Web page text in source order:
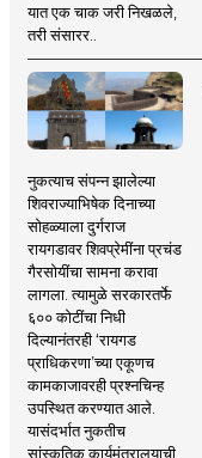
यात एक चाक जरी निखळले,
तरी संसारर..
नुकत्याच संपन्न झालेल्या
शिवराज्याभिषेक दिनाच्या
सोहळ्याला दुर्गराज
रायगडावर शिवप्रेमींना प्रचंड
गैरसोयींचा सामना करावा
लागला. त्यामुळे सरकारतर्फे
६०० कोटींचा निधी
दिल्यानंतरही ‘रायगड
प्राधिकरणा’च्या एकूणच
कामकाजावरही प्रश्नचिन्ह
उपस्थित करण्यात आले.
यासंदर्भात नुकतीच
सांस्कृतिक कार्यमंत्रालयाची